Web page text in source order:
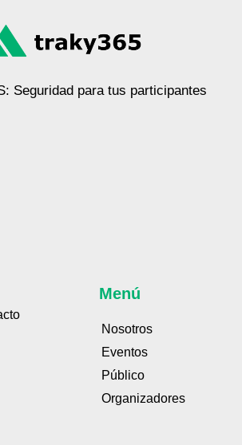
Seguridad para tus participantes
Menú
Nosotros
Eventos
Público
Organizadores